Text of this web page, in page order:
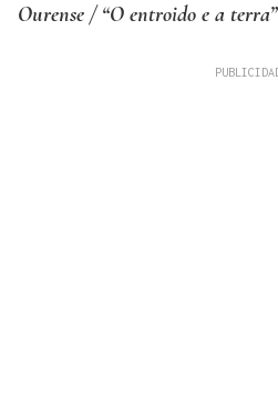
Ourense / “O entroido e a terra”